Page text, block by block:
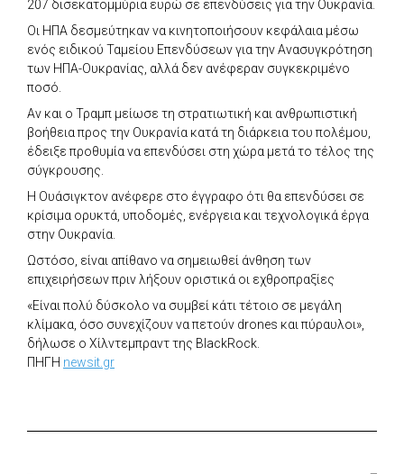
207 δισεκατομμύρια ευρώ σε επενδύσεις για την Ουκρανία.
Οι ΗΠΑ δεσμεύτηκαν να κινητοποιήσουν κεφάλαια μέσω
ενός ειδικού Ταμείου Επενδύσεων για την Ανασυγκρότηση
των ΗΠΑ-Ουκρανίας, αλλά δεν ανέφεραν συγκεκριμένο
ποσό.
Αν και ο Τραμπ μείωσε τη στρατιωτική και ανθρωπιστική
βοήθεια προς την Ουκρανία κατά τη διάρκεια του πολέμου,
έδειξε προθυμία να επενδύσει στη χώρα μετά το τέλος της
σύγκρουσης.
Η Ουάσιγκτον ανέφερε στο έγγραφο ότι θα επενδύσει σε
κρίσιμα ορυκτά, υποδομές, ενέργεια και τεχνολογικά έργα
στην Ουκρανία.
Ωστόσο, είναι απίθανο να σημειωθεί άνθηση των
επιχειρήσεων πριν λήξουν οριστικά οι εχθροπραξίες
«Είναι πολύ δύσκολο να συμβεί κάτι τέτοιο σε μεγάλη
κλίμακα, όσο συνεχίζουν να πετούν drones και πύραυλοι»,
δήλωσε ο Χίλντεμπραντ της BlackRock.
ΠΗΓΗ newsit.gr